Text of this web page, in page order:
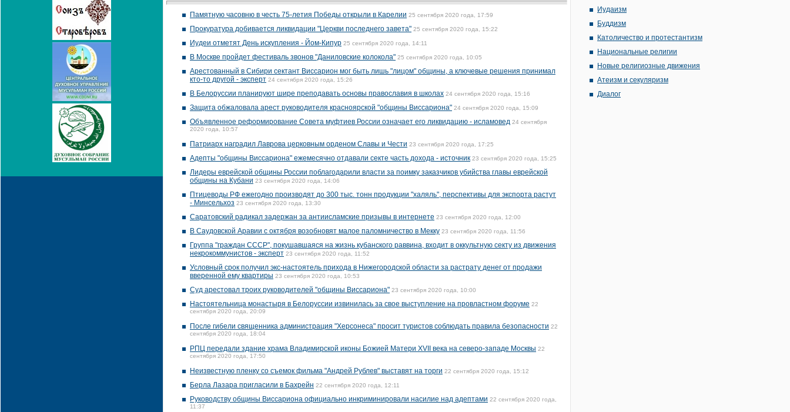
Памятную часовню в честь 75-летия Победы открыли в Карелии 25 сентября 2020 года, 17:59
Прокуратура добивается ликвидации "Церкви последнего завета" 25 сентября 2020 года, 15:22
Иудеи отметят День искупления - Йом-Кипур 25 сентября 2020 года, 14:11
В Москве пройдет фестиваль звонов "Даниловские колокола" 25 сентября 2020 года, 10:05
Арестованный в Сибири сектант Виссарион мог быть лишь "лицом" общины, а ключевые решения принимал
кто-то другой - эксперт 24 сентября 2020 года, 15:26
В Белоруссии планируют шире преподавать основы православия в школах 24 сентября 2020 года, 15:16
Защита обжаловала арест руководителя красноярской "общины Виссариона" 24 сентября 2020 года, 15:09
Объявленное реформирование Совета муфтиев России означает его ликвидацию - исламовед 24 сентября
2020 года, 10:57
Патриарх наградил Лаврова церковным орденом Славы и Чести 23 сентября 2020 года, 17:25
Адепты "общины Виссариона" ежемесячно отдавали секте часть дохода - источник 23 сентября 2020 года, 15:25
Лидеры еврейской общины России поблагодарили власти за поимку заказчиков убийства главы еврейской
общины на Кубани 23 сентября 2020 года, 14:06
Птицеводы РФ ежегодно производят до 300 тыс. тонн продукции "халяль", перспективы для экспорта растут
- Минсельхоз 23 сентября 2020 года, 13:30
Саратовский радикал задержан за антиисламские призывы в интернете 23 сентября 2020 года, 12:00
В Саудовской Аравии с октября возобновят малое паломничество в Мекку 23 сентября 2020 года, 11:56
Группа "граждан СССР", покушавшаяся на жизнь кубанского раввина, входит в оккультную секту из движения
некрокоммунистов - эксперт 23 сентября 2020 года, 11:52
Условный срок получил экс-настоятель прихода в Нижегородской области за растрату денег от продажи
вверенной ему квартиры 23 сентября 2020 года, 10:53
Суд арестовал троих руководителей "общины Виссариона" 23 сентября 2020 года, 10:00
Настоятельница монастыря в Белоруссии извинилась за свое выступление на провластном форуме 22
сентября 2020 года, 20:09
После гибели священника администрация "Херсонеса" просит туристов соблюдать правила безопасности 22
сентября 2020 года, 18:04
РПЦ передали здание храма Владимирской иконы Божией Матери XVII века на северо-западе Москвы 22
сентября 2020 года, 17:50
Неизвестную пленку со съемок фильма "Андрей Рублев" выставят на торги 22 сентября 2020 года, 15:12
Берла Лазара пригласили в Бахрейн 22 сентября 2020 года, 12:11
Руководству общины Виссариона официально инкриминировали насилие над адептами 22 сентября 2020 года,
11:37
Иудаизм
Буддизм
Католичество и протестантизм
Национальные религии
Новые религиозные движения
Атеизм и секуляризм
Диалог